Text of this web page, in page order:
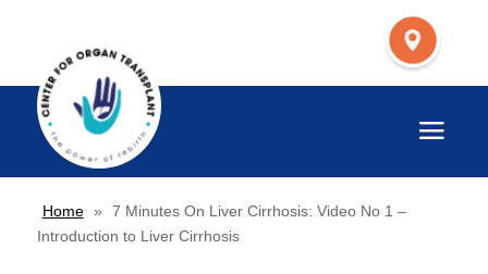
Home »
7 Minutes On Liver Cirrhosis: Video No 1 –
Introduction to Liver Cirrhosis